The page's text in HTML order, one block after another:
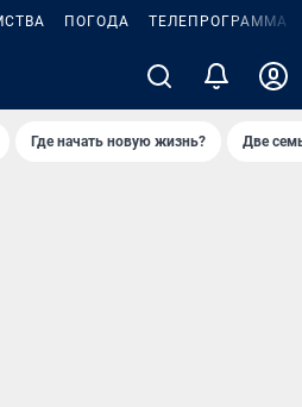
ПОГОДА ТЕЛЕПРОГРАММА
Где начать новую жизнь? Две